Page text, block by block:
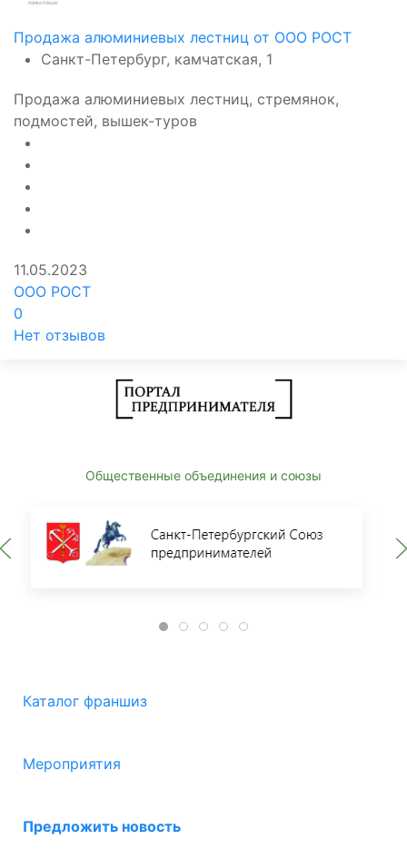
Продажа алюминиевых лестниц от ООО РОСТ
Санкт-Петербург, камчатская, 1
Продажа алюминиевых лестниц, стремянок,
подмостей, вышек-туров
11.05.2023
ООО РОСТ
0
Нет отзывов
Общественные объединения и союзы
Каталог франшиз
Мероприятия
Предложить новость